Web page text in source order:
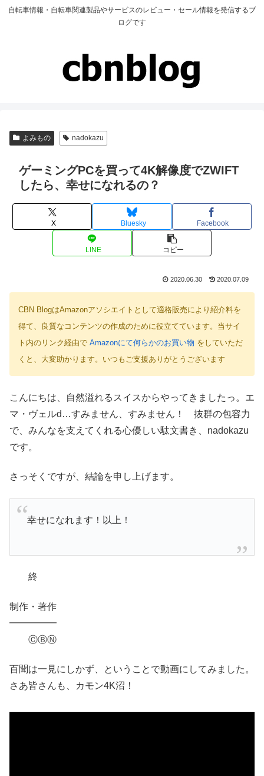
自転車情報・自転車関連製品やサービスのレビュー・セール情報を発信するブ
ログです
よみもの nadokazu
ゲーミングPCを買って4K解像度でZWIFT
したら、幸せになれるの？
X Bluesky Facebook
LINE コピー
2020.06.30 2020.07.09
CBN BlogはAmazonアソシエイトとして適格販売により紹介料を
得て、良質なコンテンツの作成のために役立てています。当サイ
ト内のリンク経由で Amazonにて何らかのお買い物 をしていただ
くと、大変助かります。いつもご支援ありがとうございます
こんにちは、自然溢れるスイスからやってきましたっ。エ
マ・ヴェルd…すみません、すみません！ 抜群の包容力
で、みんなを支えてくれる心優しい駄文書き、nadokazu
です。
さっそくですが、結論を申し上げます。
幸せになれます！以上！
終
制作・著作
━━━━━
ⒸⒷⓃ
百聞は一見にしかず、ということで動画にしてみました。
さあ皆さんも、カモン4K沼！